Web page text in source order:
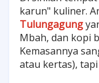
karun" kuliner.
Tulungagung
Mbah, dan kopi
Kemasannya
atau kertas),